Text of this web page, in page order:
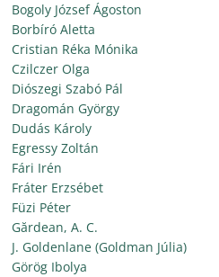
Bogoly József Ágoston
Borbíró Aletta
Cristian Réka Mónika
Czilczer Olga
Diószegi Szabó Pál
Dragomán György
Dudás Károly
Egressy Zoltán
Fári Irén
Fráter Erzsébet
Füzi Péter
Gărdean, A. C.
J. Goldenlane (Goldman Júlia)
Görög Ibolya